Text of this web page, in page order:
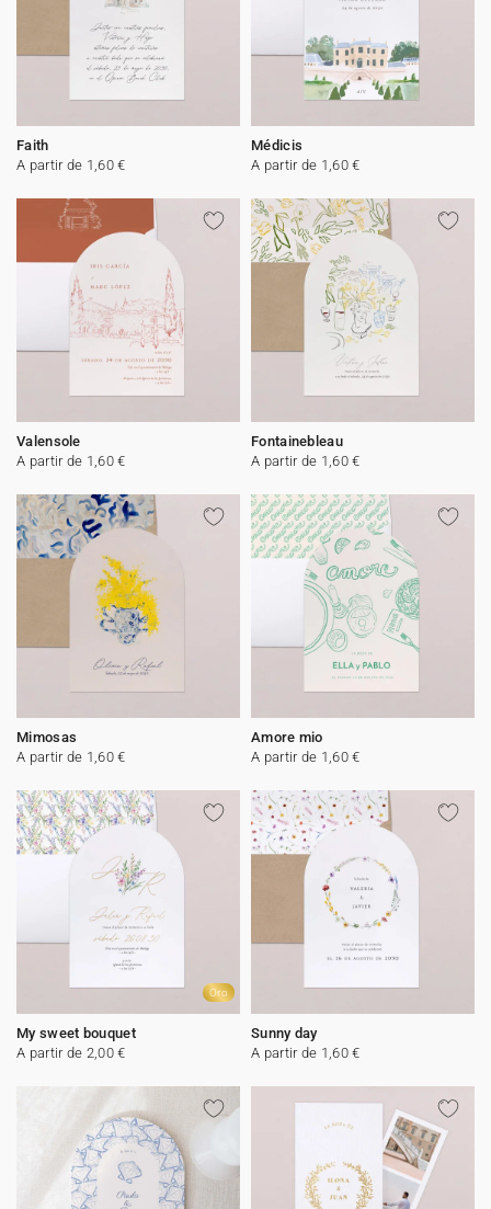
Faith
A partir de 1,60 €
Médicis
A partir de 1,60 €
Valensole
A partir de 1,60 €
Fontainebleau
A partir de 1,60 €
Mimosas
A partir de 1,60 €
Amore mio
A partir de 1,60 €
Oro
My sweet bouquet
A partir de 2,00 €
Sunny day
A partir de 1,60 €